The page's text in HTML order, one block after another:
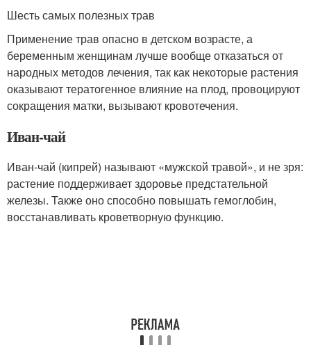
Шесть самых полезных трав
Применение трав опасно в детском возрасте, а
беременным женщинам лучше вообще отказаться от
народных методов лечения, так как некоторые растения
оказывают тератогенное влияние на плод, провоцируют
сокращения матки, вызывают кровотечения.
Иван-чай
Иван-чай (кипрей) называют «мужской травой», и не зря:
растение поддерживает здоровье предстательной
железы. Также оно способно повышать гемоглобин,
восстанавливать кроветворную функцию.